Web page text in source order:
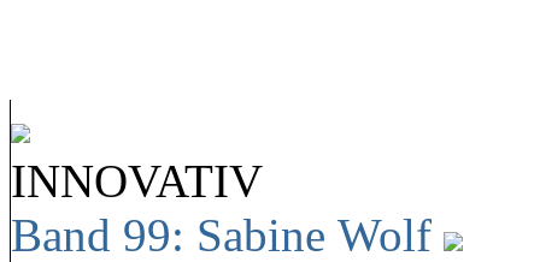
INNOVATIV
Band 99: Sabine Wolf